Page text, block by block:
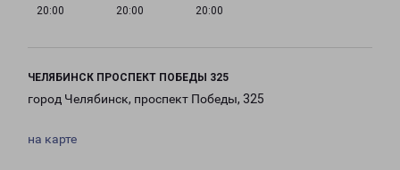
20:00
20:00
20:00
ЧЕЛЯБИНСК ПРОСПЕКТ ПОБЕДЫ 325
город Челябинск, проспект Победы, 325
на карте